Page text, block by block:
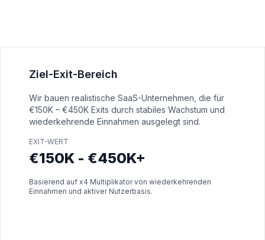
Ziel-Exit-Bereich
Wir bauen realistische SaaS-Unternehmen, die für
€150K – €450K Exits durch stabiles Wachstum und
wiederkehrende Einnahmen ausgelegt sind.
EXIT-WERT
€150K - €450K+
Basierend auf x4 Multiplikator von wiederkehrenden
Einnahmen und aktiver Nutzerbasis.